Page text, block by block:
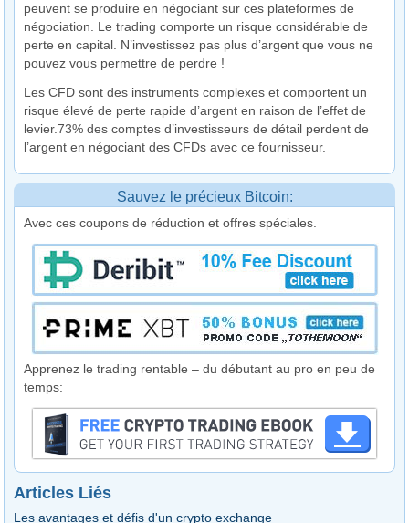
peuvent se produire en négociant sur ces plateformes de
négociation. Le trading comporte un risque considérable de
perte en capital. N’investissez pas plus d’argent que vous ne
pouvez vous permettre de perdre !
Les CFD sont des instruments complexes et comportent un
risque élevé de perte rapide d’argent en raison de l’effet de
levier.73% des comptes d’investisseurs de détail perdent de
l’argent en négociant des CFDs avec ce fournisseur.
Sauvez le précieux Bitcoin:
Avec ces coupons de réduction et offres spéciales.
Apprenez le trading rentable – du débutant au pro en peu de
temps:
Articles Liés
Les avantages et défis d'un crypto exchange